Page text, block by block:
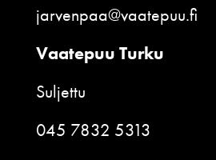
jarvenpaa@vaatepuu.fi
Vaatepuu Turku
Suljettu
045 7832 5313